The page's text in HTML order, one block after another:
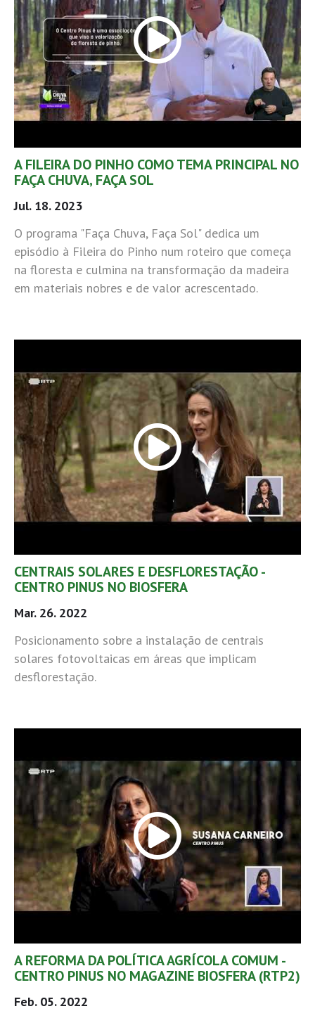
A FILEIRA DO PINHO COMO TEMA PRINCIPAL NO
FAÇA CHUVA, FAÇA SOL
Jul. 18. 2023
O programa "Faça Chuva, Faça Sol" dedica um
episódio à Fileira do Pinho num roteiro que começa
na floresta e culmina na transformação da madeira
em materiais nobres e de valor acrescentado.
CENTRAIS SOLARES E DESFLORESTAÇÃO -
CENTRO PINUS NO BIOSFERA
Mar. 26. 2022
Posicionamento sobre a instalação de centrais
solares fotovoltaicas em áreas que implicam
desflorestação.
A REFORMA DA POLÍTICA AGRÍCOLA COMUM -
CENTRO PINUS NO MAGAZINE BIOSFERA (RTP2)
Feb. 05. 2022